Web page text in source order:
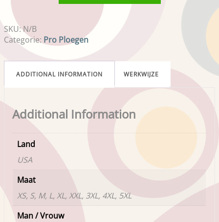
SKU:N/B
Categorie: Pro Ploegen
ADDITIONAL INFORMATION WERKWIJZE
Additional Information
Land
USA
Maat
XS, S, M, L, XL, XXL, 3XL, 4XL, 5XL
Man / Vrouw